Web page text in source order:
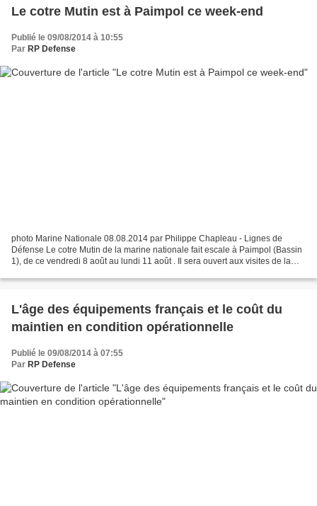
Le cotre Mutin est à Paimpol ce week-end
Publié le 09/08/2014 à 10:55
Par RP Defense
photo Marine Nationale 08.08.2014 par Philippe Chapleau - Lignes de
Défense Le cotre Mutin de la marine nationale fait escale à Paimpol (Bassin
1), de ce vendredi 8 août au lundi 11 août . Il sera ouvert aux visites de la
L'âge des équipements français et le coût du
maintien en condition opérationnelle
Publié le 09/08/2014 à 07:55
Par RP Defense